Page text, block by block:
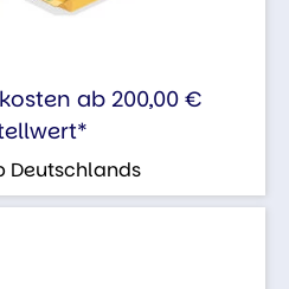
ab 200,00 €
Deutschlands